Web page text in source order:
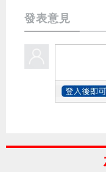
發表意見